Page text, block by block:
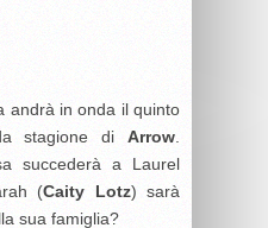
andrà in onda il quinto
stagione di Arrow
succederà a Laurel
(Caity Lotz) sarà
sua famiglia?